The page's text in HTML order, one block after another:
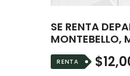
SE RENTA
MONTEBELLO,
RENTA